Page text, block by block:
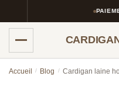
Accueil / Blog / Cardigan laine homme